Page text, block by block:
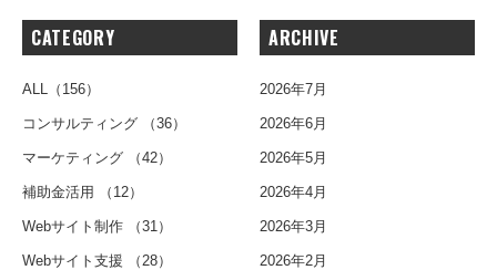
CATEGORY
ALL （156）
コンサルティング （36）
マーケティング （42）
補助金活用 （12）
Webサイト制作 （31）
Webサイト支援 （28）
ARCHIVE
2026年7月
2026年6月
2026年5月
2026年4月
2026年3月
2026年2月